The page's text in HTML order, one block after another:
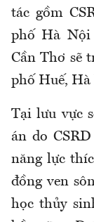
tác gồm
phố Hà Nội
Cần Thơ sẽ
phố Huế, Hà
Tại lưu vực
án do
năng lực
đồng ven
học thủy